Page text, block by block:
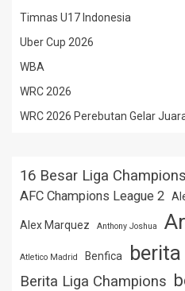
Timnas U17 Indonesia
Uber Cup 2026
WBA
WRC 2026
WRC 2026 Perebutan Gelar
16 Besar Liga Champions
AFC Champions League 2
Alex Marquez Anthony Joshua
Atletico Madrid Benfica
Berita Liga Champions